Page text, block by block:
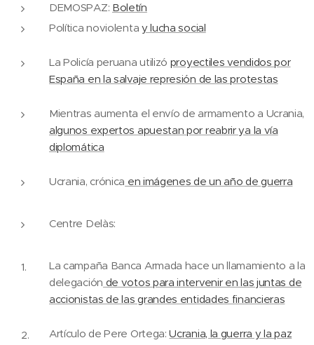
DEMOSPAZ: Boletín
Política noviolenta y lucha social
La Policía peruana utilizó proyectiles vendidos por
España en la salvaje represión de las protestas
Mientras aumenta el envío de armamento a Ucrania,
algunos expertos apuestan por reabrir ya la vía
diplomática
Ucrania, crónica en imágenes de un año de guerra
Centre Delàs:
La campaña Banca Armada hace un llamamiento a la
delegación de votos para intervenir en las juntas de
accionistas de las grandes entidades financieras
Artículo de Pere Ortega:Ucrania, la guerra y la paz